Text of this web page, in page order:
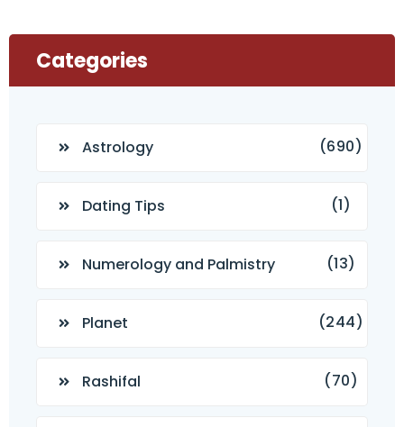
Categories
Astrology (690)
Dating Tips (1)
Numerology and Palmistry (13)
Planet (244)
Rashifal (70)